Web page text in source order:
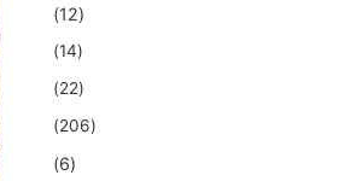
(12)
(14)
(22)
(206)
(6)